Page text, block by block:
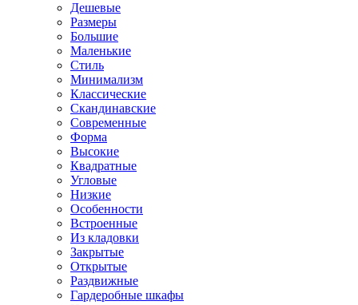
Дешевые
Размеры
Большие
Маленькие
Стиль
Минимализм
Классические
Скандинавские
Современные
Форма
Высокие
Квадратные
Угловые
Низкие
Особенности
Встроенные
Из кладовки
Закрытые
Открытые
Раздвижные
Гардеробные шкафы